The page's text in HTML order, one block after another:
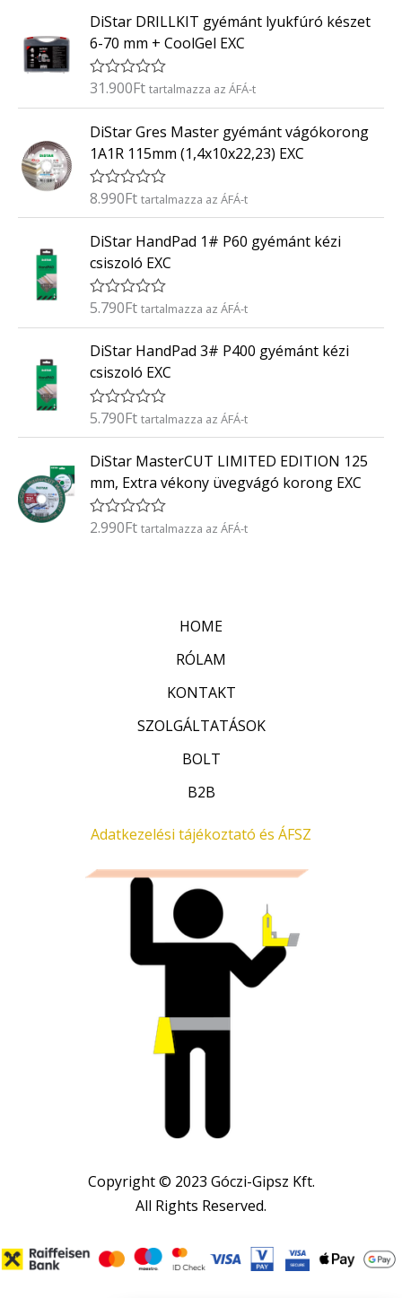
é
k
e
l
s
:
/
5
DiStar DRILLKIT gyémánt lyukfúró készet
6-70 mm + CoolGel EXC
É
é
k
e
l
é
s
:
/
5
31.900Ft tartalmazza az ÁFÁ-t
DiStar Gres Master gyémánt vágókorong
1A1R 115mm (1,4x10x22,23) EXC
É
é
e
l
s
:
/
5
8.990Ft tartalmazza az ÁFÁ-t
DiStar HandPad 1# P60 gyémánt kézi
csiszoló EXC
É
é
e
l
é
s
:
/
5
5.790Ft tartalmazza az ÁFÁ-t
DiStar HandPad 3# P400 gyémánt kézi
csiszoló EXC
É
é
e
l
s
5.790Ft tartalmazza az ÁFÁ-t
DiStar MasterCUT LIMITED EDITION 125
mm, Extra vékony üvegvágó korong EXC
É
2.990Ft tartalmazza az ÁFÁ-t
HOME
RÓLAM
KONTAKT
SZOLGÁLTATÁSOK
BOLT
B2B
Adatkezelési tájékoztató és ÁFSZ
Copyright © 2023 Góczi-Gipsz Kft.
All Rights Reserved.